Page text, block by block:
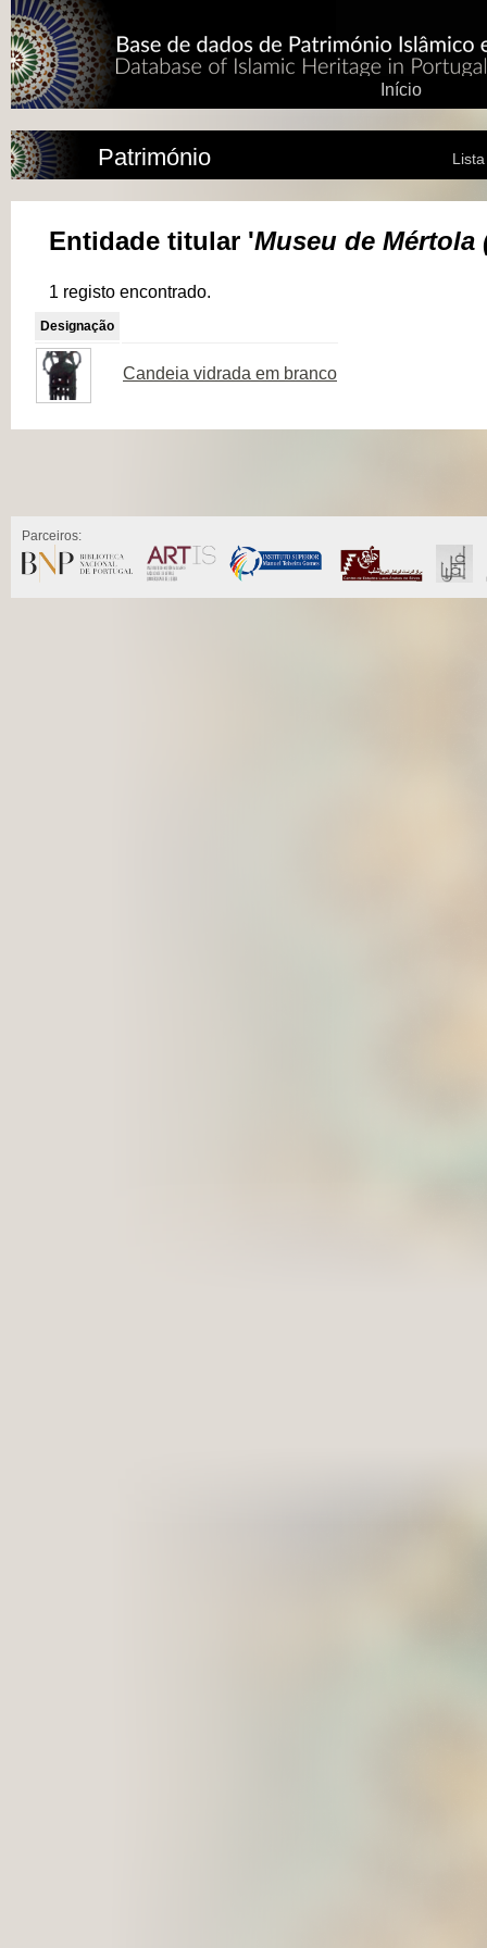
Início
Património
Entidade titular 'Museu de Mértola
1 registo encontrado.
Designação
Candeia vidrada em branco
Parceiros: